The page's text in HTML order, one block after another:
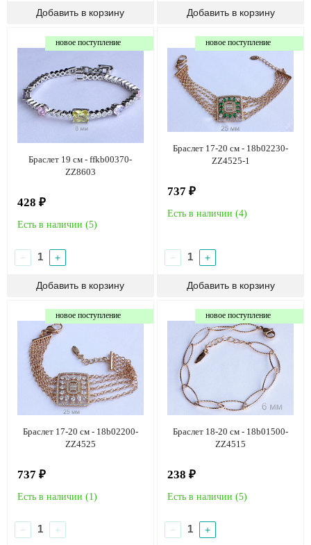
новое поступление
Браслет 19 см - ffkb00370-
ZZ8603
428 ₽
Есть в наличии (5)
− +
новое поступление
Браслет 17-20 см - 18b02230-
ZZ4525-1
737 ₽
Есть в наличии (4)
− +
новое поступление
Браслет 17-20 см - 18b02200-
ZZ4525
737 ₽
Есть в наличии (1)
− +
новое поступление
Браслет 18-20 см - 18b01500-
ZZ4515
238 ₽
Есть в наличии (5)
− +